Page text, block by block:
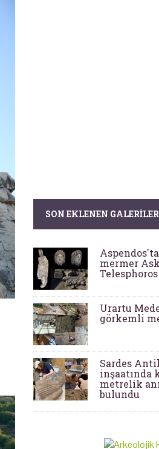
SON EKLENEN GALERILER
mermer
Urartu
görkemli
Sardes
inşaatında
metrelik
bulundu